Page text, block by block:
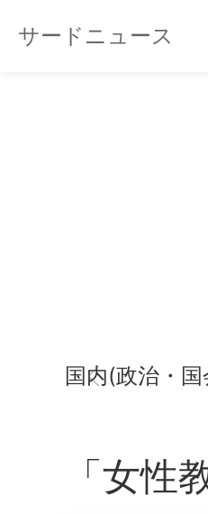
サードニュース
国内(政治・
「女性